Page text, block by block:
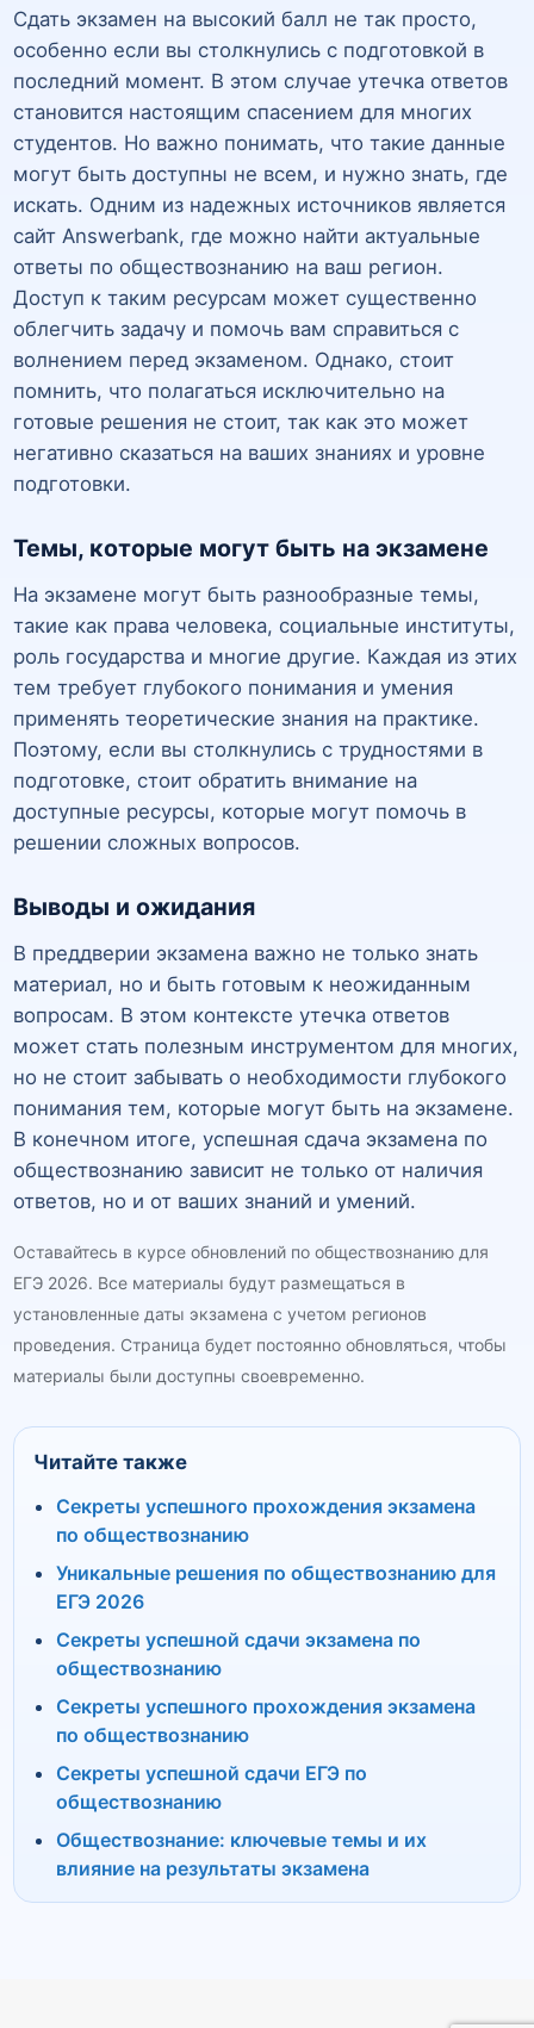
Сдать экзамен на высокий балл не так просто,
особенно если вы столкнулись с подготовкой в
последний момент. В этом случае утечка ответов
становится настоящим спасением для многих
студентов. Но важно понимать, что такие данные
могут быть доступны не всем, и нужно знать, где
искать. Одним из надежных источников является
сайт Answerbank, где можно найти актуальные
ответы по обществознанию на ваш регион.
Доступ к таким ресурсам может существенно
облегчить задачу и помочь вам справиться с
волнением перед экзаменом. Однако, стоит
помнить, что полагаться исключительно на
готовые решения не стоит, так как это может
негативно сказаться на ваших знаниях и уровне
подготовки.
Темы, которые могут быть на экзамене
На экзамене могут быть разнообразные темы,
такие как права человека, социальные институты,
роль государства и многие другие. Каждая из этих
тем требует глубокого понимания и умения
применять теоретические знания на практике.
Поэтому, если вы столкнулись с трудностями в
подготовке, стоит обратить внимание на
доступные ресурсы, которые могут помочь в
решении сложных вопросов.
Выводы и ожидания
В преддверии экзамена важно не только знать
материал, но и быть готовым к неожиданным
вопросам. В этом контексте утечка ответов
может стать полезным инструментом для многих,
но не стоит забывать о необходимости глубокого
понимания тем, которые могут быть на экзамене.
В конечном итоге, успешная сдача экзамена по
обществознанию зависит не только от наличия
ответов, но и от ваших знаний и умений.
Оставайтесь в курсе обновлений по обществознанию для
ЕГЭ 2026. Все материалы будут размещаться в
установленные даты экзамена с учетом регионов
проведения. Страница будет постоянно обновляться, чтобы
материалы были доступны своевременно.
Читайте также
Секреты успешного прохождения экзамена
по обществознанию
Уникальные решения по обществознанию для
ЕГЭ 2026
Секреты успешной сдачи экзамена по
обществознанию
Секреты успешного прохождения экзамена
по обществознанию
Секреты успешной сдачи ЕГЭ по
обществознанию
Обществознание: ключевые темы и их
влияние на результаты экзамена